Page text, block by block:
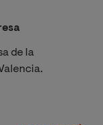
de la